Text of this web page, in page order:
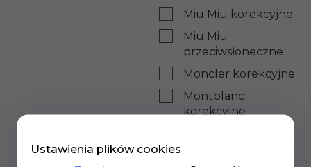
Miu Miu korekcyjne
Miu Miu
przeciwsłoneczne
Moncler korekcyjne
Montblanc
korekcyjne
Ustawienia plików cookies